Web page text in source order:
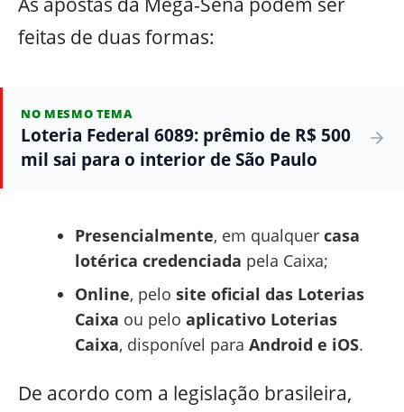
feitas de duas formas:
NO MESMO TEMA
Loteria Federal 6089: prêmio de R$ 500
mil sai para o interior de São Paulo
Presencialmente, em qualquer casa
lotérica credenciada pela Caixa;
Online, pelo site oficial das Loterias
Caixa ou pelo aplicativo Loterias
Caixa, disponível para Android e iOS.
De acordo com a legislação brasileira,